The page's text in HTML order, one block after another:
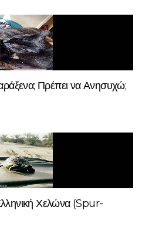
Πρέπει να Ανησυχώ;
Χελώνα (Spur-